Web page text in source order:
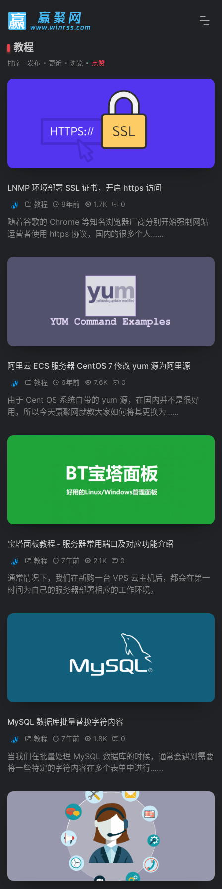
教程
排序 发布 更新 浏览 点赞
LNMP 环境部署 SSL 证书，开启 https 访问
教程 8年前 1.7K 0
随着谷歌的 Chrome 等知名浏览器厂商分别开始强制网站
运营者使用 https 协议，国内的很多个人……
阿里云 ECS 服务器 CentOS 7 修改 yum 源为阿里源
教程 6年前 7.6K 0
由于 Cent OS 系统自带的 yum 源，在国内并不是很好
用，所以今天赢聚网就教大家如何将其更换为……
宝塔面板教程 - 服务器常用端口及对应功能介绍
教程 7年前 2.1K 0
通常情况下，我们在新购一台 VPS 云主机后，都会在第一
时间为自己的服务器部署相应的工作环境。
MySQL 数据库批量替换字符内容
教程 7年前 1.8K 0
当我们在批量处理 MySQL 数据库的时候，通常会遇到需要
将一些特定的字符内容在多个表单中进行……